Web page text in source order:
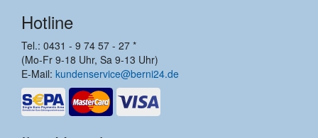
Hotline
Tel.: 0431 - 9 74 57 - 27 *
(Mo-Fr 9-18 Uhr, Sa 9-13 Uhr)
E-Mail: kundenservice@berni24.de